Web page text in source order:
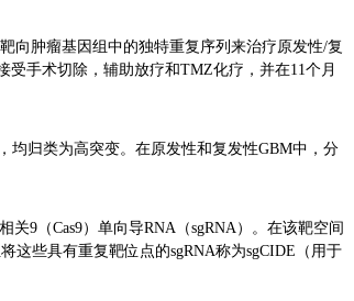
向肿瘤基因组中的独特重复序列来治疗原发性/复
手术切除，辅助放疗和TMZ化疗，并在11个月
均归类为高突变。在原发性和复发性GBM中，分
9（Cas9）单向导RNA（sgRNA）。在该靶空间
这些具有重复靶位点的sgRNA称为sgCIDE（用于